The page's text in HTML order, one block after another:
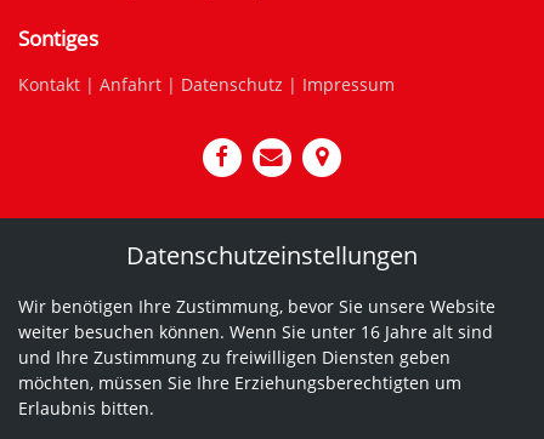
Sontiges
Kontakt | Anfahrt | Datenschutz | Impressum
Datenschutzeinstellungen
Wir benötigen Ihre Zustimmung, bevor Sie unsere Website
weiter besuchen können. Wenn Sie unter 16 Jahre alt sind
und Ihre Zustimmung zu freiwilligen Diensten geben
möchten, müssen Sie Ihre Erziehungsberechtigten um
Erlaubnis bitten.